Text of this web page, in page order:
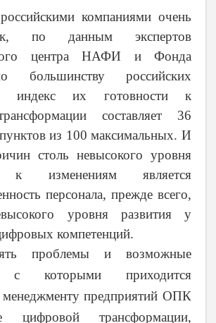
компаниями очень
по данным экспертов
центра НАФИ и Фонда
большинству российских
индекс их готовности к
составляет 36
из 100 максимальных. И
столь невысокого уровня
к изменениям является
персонала, прежде всего,
уровня развития у
компетенций.
проблемы и возможные
с которыми приходится
менеджменту предприятий ОПК
цифровой трансформации,